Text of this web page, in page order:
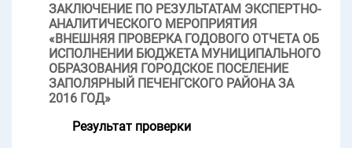
ЗАКЛЮЧЕНИЕ ПО РЕЗУЛЬТАТАМ ЭКСПЕРТНО-
АНАЛИТИЧЕСКОГО МЕРОПРИЯТИЯ
«ВНЕШНЯЯ ПРОВЕРКА ГОДОВОГО ОТЧЕТА ОБ
ИСПОЛНЕНИИ БЮДЖЕТА МУНИЦИПАЛЬНОГО
ОБРАЗОВАНИЯ ГОРОДСКОЕ ПОСЕЛЕНИЕ
ЗАПОЛЯРНЫЙ ПЕЧЕНГСКОГО РАЙОНА ЗА
2016 ГОД»
Результат проверки